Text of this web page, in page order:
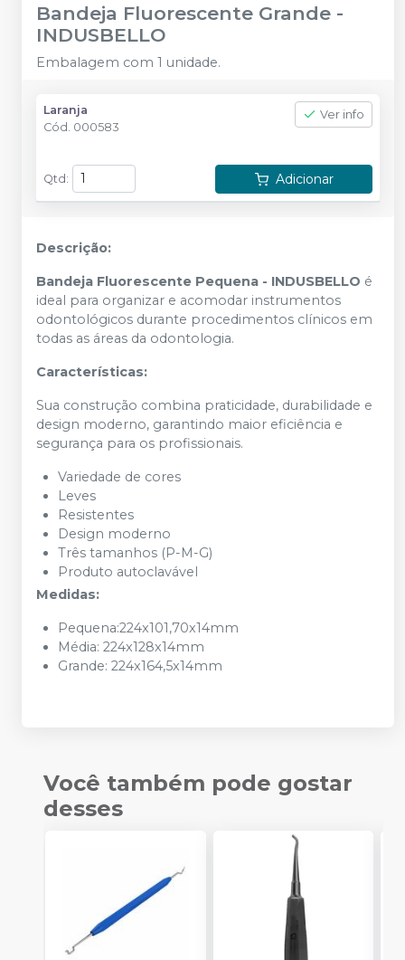
Bandeja Fluorescente Grande -
INDUSBELLO
Embalagem com 1 unidade.
Laranja
Cód. 000583
Ver info
Qtd : Adicionar
Descrição:
Bandeja Fluorescente Pequena - INDUSBELLO é
ideal para organizar e acomodar instrumentos
odontológicos durante procedimentos clínicos em
todas as áreas da odontologia.
Características:
Sua construção combina praticidade, durabilidade e
design moderno, garantindo maior eficiência e
segurança para os profissionais.
Variedade de cores
Leves
Resistentes
Design moderno
Três tamanhos (P-M-G)
Produto autoclavável
Medidas:
Pequena:224x101,70x14mm
Média: 224x128x14mm
Grande: 224x164,5x14mm
Você também pode gostar
desses